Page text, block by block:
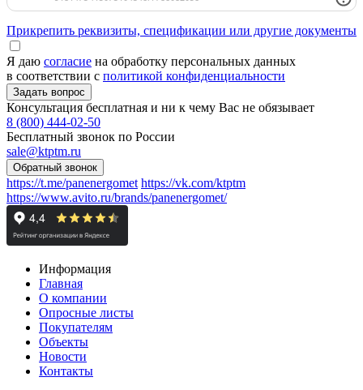
Прикрепить реквизиты, спецификации или другие документы
Я даю согласие на обработку персональных данных
в соответствии с политикой конфиденциальности
Консультация бесплатная и ни к чему Вас не обязывает
8 (800) 444-02-50
Бесплатный звонок по России
sale@ktptm.ru
https://t.me/panenergomet https://vk.com/ktptm
https://www.avito.ru/brands/panenergomet/
Информация
Главная
О компании
Опросные листы
Покупателям
Объекты
Новости
Контакты